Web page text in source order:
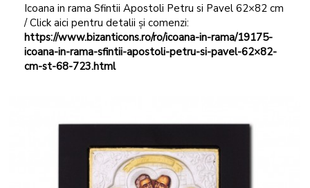
Icoana in rama Sfintii Apostoli Petru si Pavel 62×82 cm
/ Click aici pentru detalii și comenzi:
https://www.bizanticons.ro/ro/icoana-in-rama/19175-
icoana-in-rama-sfintii-apostoli-petru-si-pavel-62×82-
cm-st-68-723.html